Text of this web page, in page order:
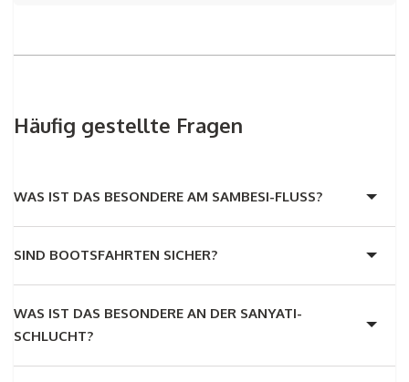
Häufig gestellte Fragen
WAS IST DAS BESONDERE AM SAMBESI-FLUSS?
SIND BOOTSFAHRTEN SICHER?
WAS IST DAS BESONDERE AN DER SANYATI-
SCHLUCHT?